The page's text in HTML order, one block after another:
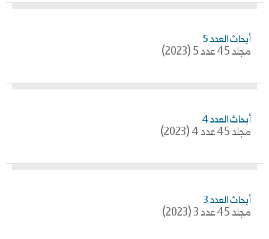
أبحاث العدد 5
مجلد 45 عدد 5 (2023)
أبحاث العدد 4
مجلد 45 عدد 4 (2023)
أبحاث العدد 3
مجلد 45 عدد 3 (2023)